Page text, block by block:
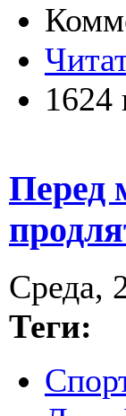
1624
Перед
Среда,
Теги: